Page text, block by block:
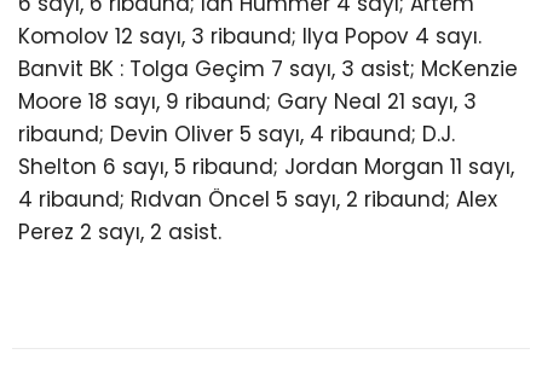
Komolov 12 sayı, 3 ribaund; Ilya Popov 4 sayı.
Banvit BK : Tolga Geçim 7 sayı, 3 asist; McKenzie
Moore 18 sayı, 9 ribaund; Gary Neal 21 sayı, 3
ribaund; Devin Oliver 5 sayı, 4 ribaund; D.J.
Shelton 6 sayı, 5 ribaund; Jordan Morgan 11 sayı,
4 ribaund; Rıdvan Öncel 5 sayı, 2 ribaund; Alex
Perez 2 sayı, 2 asist.